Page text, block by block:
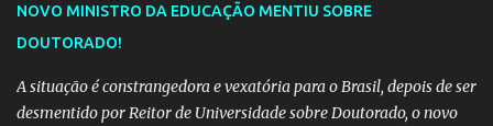
NOVO MINISTRO DA EDUCAÇÃO MENTIU SOBRE
DOUTORADO!
A situação é constrangedora e vexatória para o Brasil, depois de ser
desmentido por Reitor de Universidade sobre Doutorado, o novo